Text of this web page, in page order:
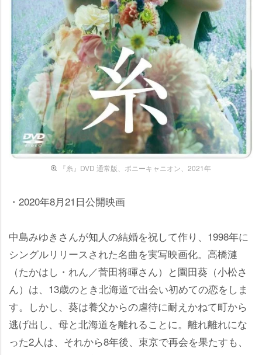
『糸』DVD 通常版、ポニーキャニオン、2021年
・2020年8月21日公開映画
中島みゆきさんが知人の結婚を祝して作り、1998年に
シングルリリースされた名曲を実写映画化。高橋漣
（たかはし・れん／菅田将暉さん）と園田葵（小松さ
ん）は、13歳のとき北海道で出会い初めての恋をしま
す。しかし、葵は養父からの虐待に耐えかねて町から
逃げ出し、母と北海道を離れることに。離れ離れにな
った2人は、それから8年後、東京で再会を果たすも、